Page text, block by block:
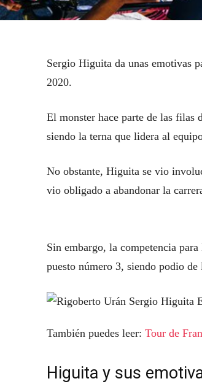
Sergio Higuita da unas emotivas
2020.
El monster hace parte de las
siendo la terna que lidera al
No obstante, Higuita se vio
vio obligado a abandonar la
Sin embargo, la competencia
puesto número 3, siendo podio
También puedes leer: Tour de
Higuita y sus